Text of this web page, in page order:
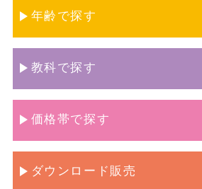
年齢で探す
教科で探す
価格帯で探す
ダウンロード販売